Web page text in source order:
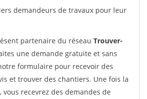
demandeurs de travaux pour leur
partenaire du réseau Trouver-
une demande gratuite et sans
formulaire pour recevoir des
et trouver des chantiers. Une fois la
vous recevrez des demandes de